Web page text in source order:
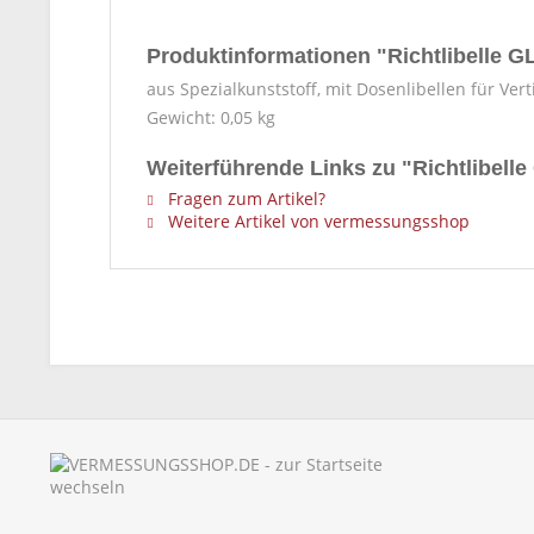
Produktinformationen "Richtlibelle
aus Spezialkunststoff, mit Dosenlibellen für
Gewicht: 0,05 kg
Weiterführende Links zu
Fragen zum Artikel?
Weitere Artikel von vermessungsshop